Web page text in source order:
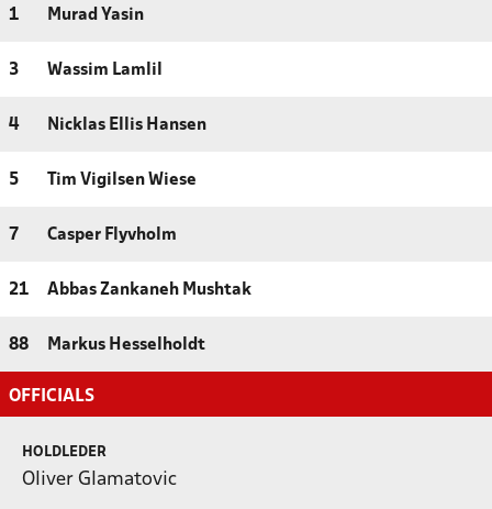
1 Murad Yasin
3 Wassim Lamlil
4 Nicklas Ellis Hansen
5 Tim Vigilsen Wiese
7 Casper Flyvholm
21 Abbas Zankaneh Mushtak
88 Markus Hesselholdt
OFFICIALS
HOLDLEDER
Oliver Glamatovic